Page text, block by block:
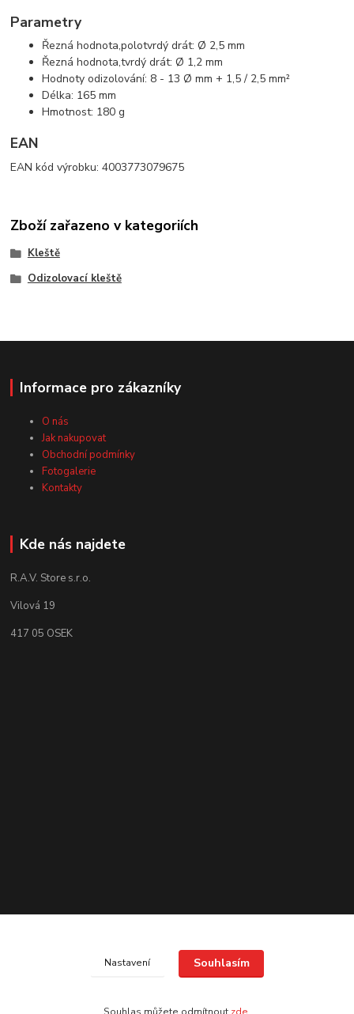
Parametry
Řezná hodnota,polotvrdý drát: Ø 2,5 mm
Řezná hodnota,tvrdý drát: Ø 1,2 mm
Hodnoty odizolování: 8 - 13 Ø mm + 1,5 / 2,5 mm²
Délka: 165 mm
Hmotnost: 180 g
EAN
EAN kód výrobku: 4003773079675
Zboží zařazeno v kategoriích
Kleště
Odizolovací kleště
Informace pro zákazníky
O nás
Jak nakupovat
Obchodní podmínky
Fotogalerie
Kontakty
Kde nás najdete
R.A.V. Store s.r.o.
Vilová 19
417 05 OSEK
Nastavení Souhlasím